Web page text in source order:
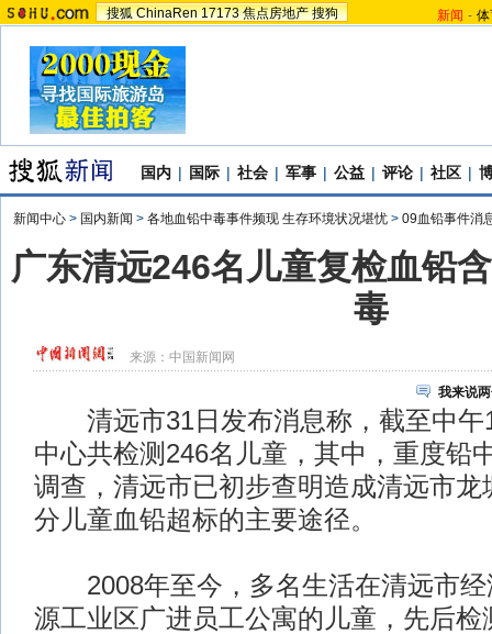
搜狐 ChinaRen 17173 焦点房地产 搜狗 新闻 -
国内 | 国际 | 社会 | 军事 | 公益 | 评论 | 社区 |
新闻中心 > 国内新闻 > 各地血铅中毒事件频现 生存环境状况堪忧 > 09血铅事件消
广东清远246名儿童复检血铅
毒
来源： 中国新闻网
我来说
清远市31日发布消息称，截至中午
中心共检测246名儿童，其中，重度铅
调查，清远市已初步查明造成清远市龙
分儿童血铅超标的主要途径。
2008年至今，多名生活在清远市经
源工业区广进员工公寓的儿童，先后检